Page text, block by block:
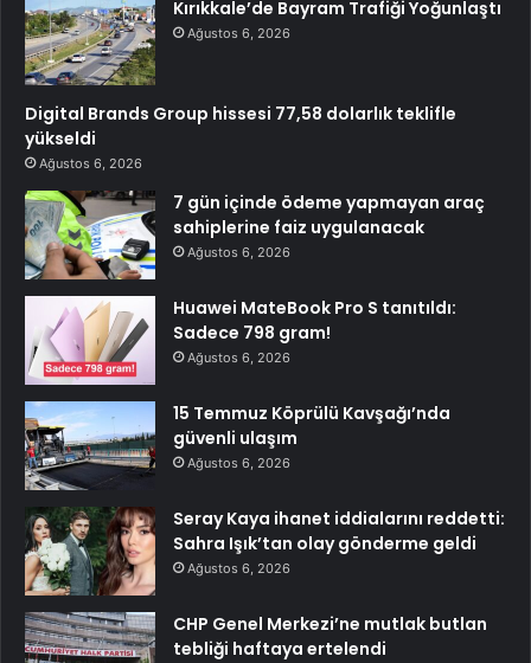
Kırıkkale’de Bayram Trafiği Yoğunlaştı
Ağustos 6, 2026
Digital Brands Group hissesi 77,58 dolarlık teklifle
yükseldi
Ağustos 6, 2026
7 gün içinde ödeme yapmayan araç
sahiplerine faiz uygulanacak
Ağustos 6, 2026
Huawei MateBook Pro S tanıtıldı:
Sadece 798 gram!
Ağustos 6, 2026
15 Temmuz Köprülü Kavşağı’nda
güvenli ulaşım
Ağustos 6, 2026
Seray Kaya ihanet iddialarını reddetti:
Sahra Işık’tan olay gönderme geldi
Ağustos 6, 2026
CHP Genel Merkezi’ne mutlak butlan
tebliği haftaya ertelendi